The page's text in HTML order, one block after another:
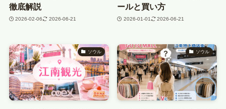
徹底解説
2026-02-06 2026-06-21
ールと買い方
2026-01-01 2026-06-21
ソウル ソウル